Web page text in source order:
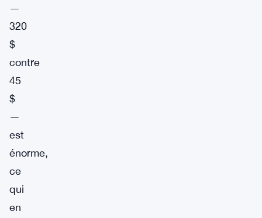
—
320
$
contre
45
$
—
est
énorme,
ce
qui
en